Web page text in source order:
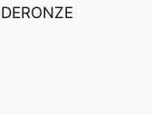
DERONZE